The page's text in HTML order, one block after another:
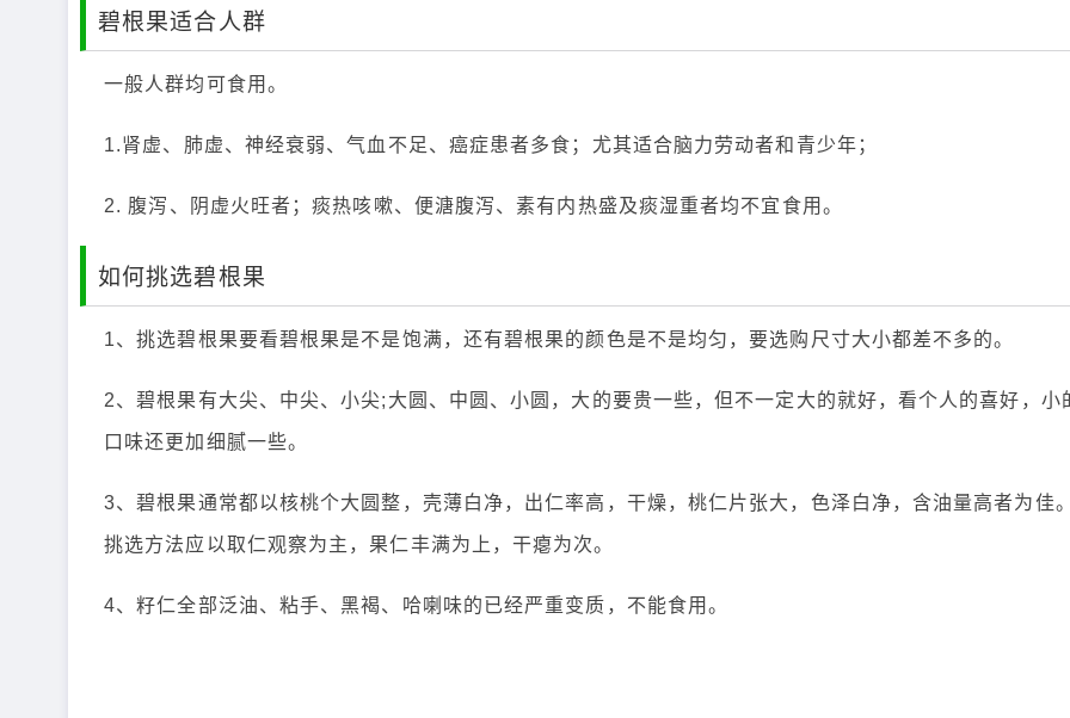
碧根果适合人群
一般人群均可食用。
1.肾虚、肺虚、神经衰弱、气血不足、癌症患者多食；尤其适合脑力劳动者和青少年；
2. 腹泻、阴虚火旺者；痰热咳嗽、便溏腹泻、素有内热盛及痰湿重者均不宜食用。
如何挑选碧根果
1、挑选碧根果要看碧根果是不是饱满，还有碧根果的颜色是不是均匀，要选购尺寸大小都差不多的。
2、碧根果有大尖、中尖、小尖;大圆、中圆、小圆，大的要贵一些，但不一定大的就好，看个人的喜好，小
口味还更加细腻一些。
3、碧根果通常都以核桃个大圆整，壳薄白净，出仁率高，干燥，桃仁片张大，色泽白净，含油量高者为佳
挑选方法应以取仁观察为主，果仁丰满为上，干瘪为次。
4、籽仁全部泛油、粘手、黑褐、哈喇味的已经严重变质，不能食用。